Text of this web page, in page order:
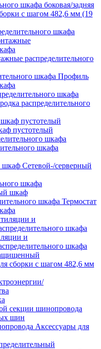
шкафа боковая/задняя
с шагом 482,6 мм (19
шкафа
распределительного
Профиль
шкафа
распределительного
пустотелый
шкафа
Сетевой-/серверный
шкафа
шкаф
Термостат
и
шкафа
сборки с шагом 482,6 мм
секции шинопровода
шин
Аксессуары для